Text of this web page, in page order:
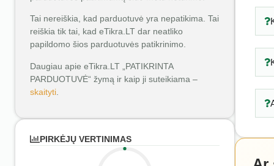
Tai nereiškia, kad parduotuvė yra nepatikima. Tai
reiškia tik tai, kad eTikra.LT dar neatliko
papildomo šios parduotuvės patikrinimo.
Daugiau apie eTikra.LT „PATIKRINTA
PARDUOTUVĖ“ žymą ir kaip ji suteikiama –
skaityti
PIRKĖJŲ VERTINIMAS